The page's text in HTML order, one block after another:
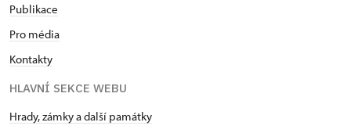
Publikace
Pro média
Kontakty
HLAVNÍ SEKCE WEBU
Hrady, zámky a další památky